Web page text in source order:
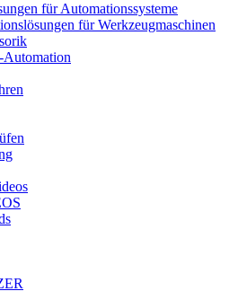
für Automationssysteme
für Werkzeugmaschinen
Automation